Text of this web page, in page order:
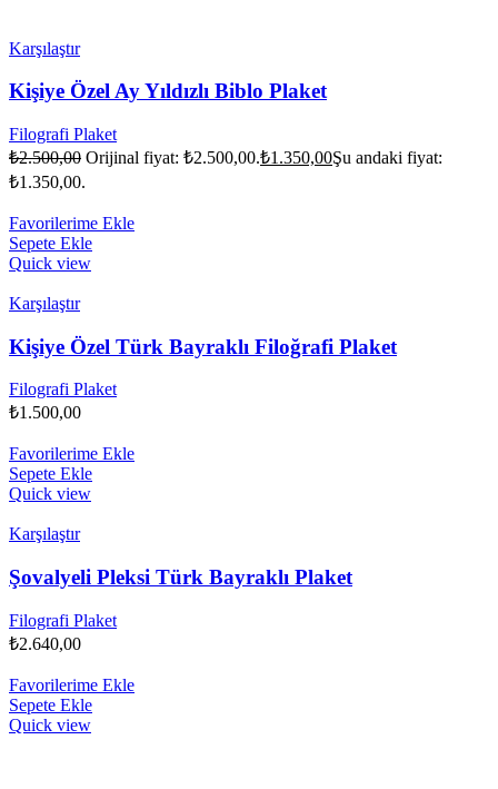
Karşılaştır
Kişiye Özel Ay Yıldızlı Biblo Plaket
Filografi Plaket
₺2.500,00 Orijinal fiyat: ₺2.500,00.₺1.350,00Şu andaki fiyat:
₺1.350,00.
Favorilerime Ekle
Sepete Ekle
Quick view
Karşılaştır
Kişiye Özel Türk Bayraklı Filoğrafi Plaket
Filografi Plaket
₺1.500,00
Favorilerime Ekle
Sepete Ekle
Quick view
Karşılaştır
Şovalyeli Pleksi Türk Bayraklı Plaket
Filografi Plaket
₺2.640,00
Favorilerime Ekle
Sepete Ekle
Quick view